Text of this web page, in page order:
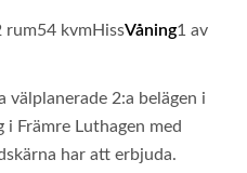
rum54 kvm HissVåning1 av
2:a belägen i
Främre Luthagen med
har att erbjuda.